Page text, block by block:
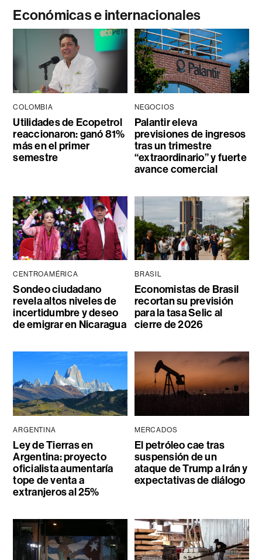
Económicas e internacionales
COLOMBIA
Utilidades de Ecopetrol
reaccionaron: ganó 81%
más en el primer
semestre
NEGOCIOS
Palantir eleva
previsiones de ingresos
tras un trimestre
“extraordinario” y fuerte
avance comercial
CENTROAMÉRICA
Sondeo ciudadano
revela altos niveles de
incertidumbre y deseo
de emigrar en Nicaragua
BRASIL
Economistas de Brasil
recortan su previsión
para la tasa Selic al
cierre de 2026
ARGENTINA
Ley de Tierras en
Argentina: proyecto
oficialista aumentaría
tope de venta a
extranjeros al 25%
MERCADOS
El petróleo cae tras
suspensión de un
ataque de Trump a Irán y
expectativas de diálogo